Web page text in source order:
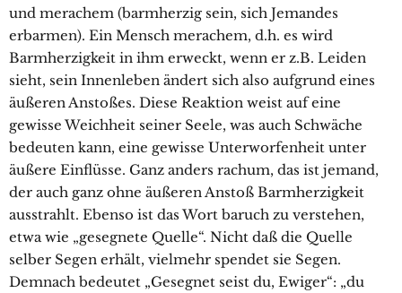
und merachem (barmherzig sein, sich Jemandes
erbarmen). Ein Mensch merachem, d.h. es wird
Barmherzigkeit in ihm erweckt, wenn er z.B. Leiden
sieht, sein Innenleben ändert sich also aufgrund eines
äußeren Anstoßes. Diese Reaktion weist auf eine
gewisse Weichheit seiner Seele, was auch Schwäche
bedeuten kann, eine gewisse Unterworfenheit unter
äußere Einflüsse. Ganz anders rachum, das ist jemand,
der auch ganz ohne äußeren Anstoß Barmherzigkeit
ausstrahlt. Ebenso ist das Wort baruch zu verstehen,
etwa wie „gesegnete Quelle“. Nicht daß die Quelle
selber Segen erhält, vielmehr spendet sie Segen.
Demnach bedeutet „Gesegnet seist du, Ewiger“: „du